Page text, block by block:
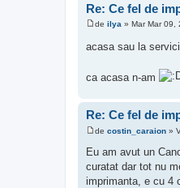
Re: Ce fel de
s
de ilya » Mar Mar 09,
acasa sau la
ca acasa n-am
Re: Ce fel de
s
a
de costin_caraion »
Eu am avut un
curatat dar tot nu
imprimanta, e cu 4